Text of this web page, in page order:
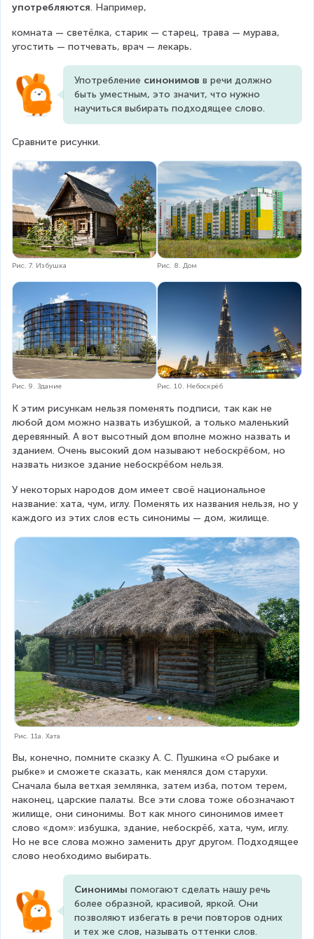
употребляются. Например,
комната — светёлка, старик — старец, трава — мурава,
угостить — потчевать, врач — лекарь.
Употребление синонимов в речи должно
быть уместным, это значит, что нужно
научиться выбирать подходящее слово.
Сравните рисунки.
Рис. 7. Избушка Рис. 8. Дом
Рис. 9. Здание Рис. 10. Небоскрёб
К этим рисункам нельзя поменять подписи, так как не
любой дом можно назвать избушкой, а только маленький
деревянный. А вот высотный дом вполне можно назвать и
зданием. Очень высокий дом называют небоскрёбом, но
назвать низкое здание небоскрёбом нельзя.
У некоторых народов дом имеет своё национальное
название: хата, чум, иглу. Поменять их названия нельзя, но у
каждого из этих слов есть синонимы — дом, жилище.
Рис. 11а. Хата
Вы, конечно, помните сказку А. С. Пушкина «О рыбаке и
рыбке» и сможете сказать, как менялся дом старухи.
Сначала была ветхая землянка, затем изба, потом терем,
наконец, царские палаты. Все эти слова тоже обозначают
жилище, они синонимы. Вот как много синонимов имеет
слово «дом»: избушка, здание, небоскрёб, хата, чум, иглу.
Но не все слова можно заменить друг другом. Подходящее
слово необходимо выбирать.
Синонимы помогают сделать нашу речь
более образной, красивой, яркой. Они
позволяют избегать в речи повторов одних
и тех же слов, называть оттенки слов.